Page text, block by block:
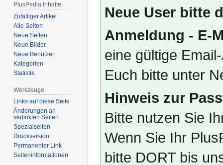
Neue User bitte
Anmeldung - E-
eine gültige
Euch bitte unter
Hinweis zur
Bitte nutzen Sie
Wenn Sie Ihr
bitte DORT bis
PlusPedia Inhalte
Zufälliger Artikel
Alle Seiten
Neue Seiten
Neue Bilder
Neue Benutzer
Kategorien
Statistik
Werkzeuge
Links auf diese Seite
Änderungen an
verlinkten Seiten
Spezialseiten
Druckversion
Permanenter Link
Seiten­­informationen